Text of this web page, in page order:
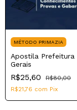
MÉTODO PRIMAZIA
Apostila Prefeitura
Gerais
R$25,60
R$80,00
R$21,76 com Pix